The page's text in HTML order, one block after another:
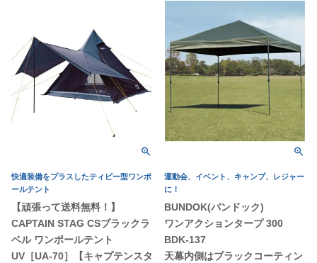
快適装備をプラスしたティピー型ワンポ
ールテント
【頑張って送料無料！】
CAPTAIN STAG CSブラックラ
ベル ワンポールテント
UV［UA-70］【キャプテンスタ
運動会、イベント、キャンプ、レジャー
に！
BUNDOK(バンドック)
ワンアクションタープ 300
BDK-137
天幕内側はブラックコーティン